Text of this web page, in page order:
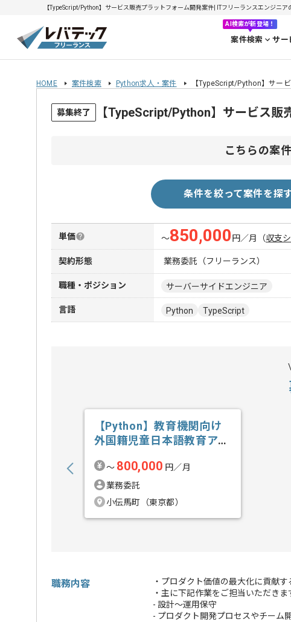
【TypeScript/Python】サービス販売プラットフォーム開発案件| ITフリーランスエンジニ
AI検索が新登場！
案件検索 サー
HOME 案件検索 Python求人・案件 【TypeScript/Python】サー
募集終了 【TypeScript/Python】サービス
こちらの案
条件を絞って案件を探
単価 〜850,000 円／月 （収支
契約形態 業務委託（フリーランス）
職種・ポジション サーバーサイドエンジニア
言語 Python TypeScript
【Python】教育機関向け
外国籍児童日本語教育アプ
〜 800,000 円／月
業務委託
小伝馬町（東京都）
職務内容
・プロダクト価値の最大化に貢献す
・主に下記作業をご担当いただきま
- 設計～運用保守
- プロダクト開発プロセスやチーム